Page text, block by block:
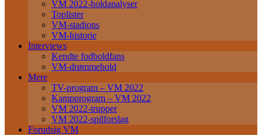
VM 2022-holdanalyser
Toplister
VM-stadions
VM-historie
Interviews
Kendte fodboldfans
VM-drømmehold
Mere
TV-program – VM 2022
Kampprogram – VM 2022
VM 2022-trupper
VM 2022-spilforslag
Forudsig VM